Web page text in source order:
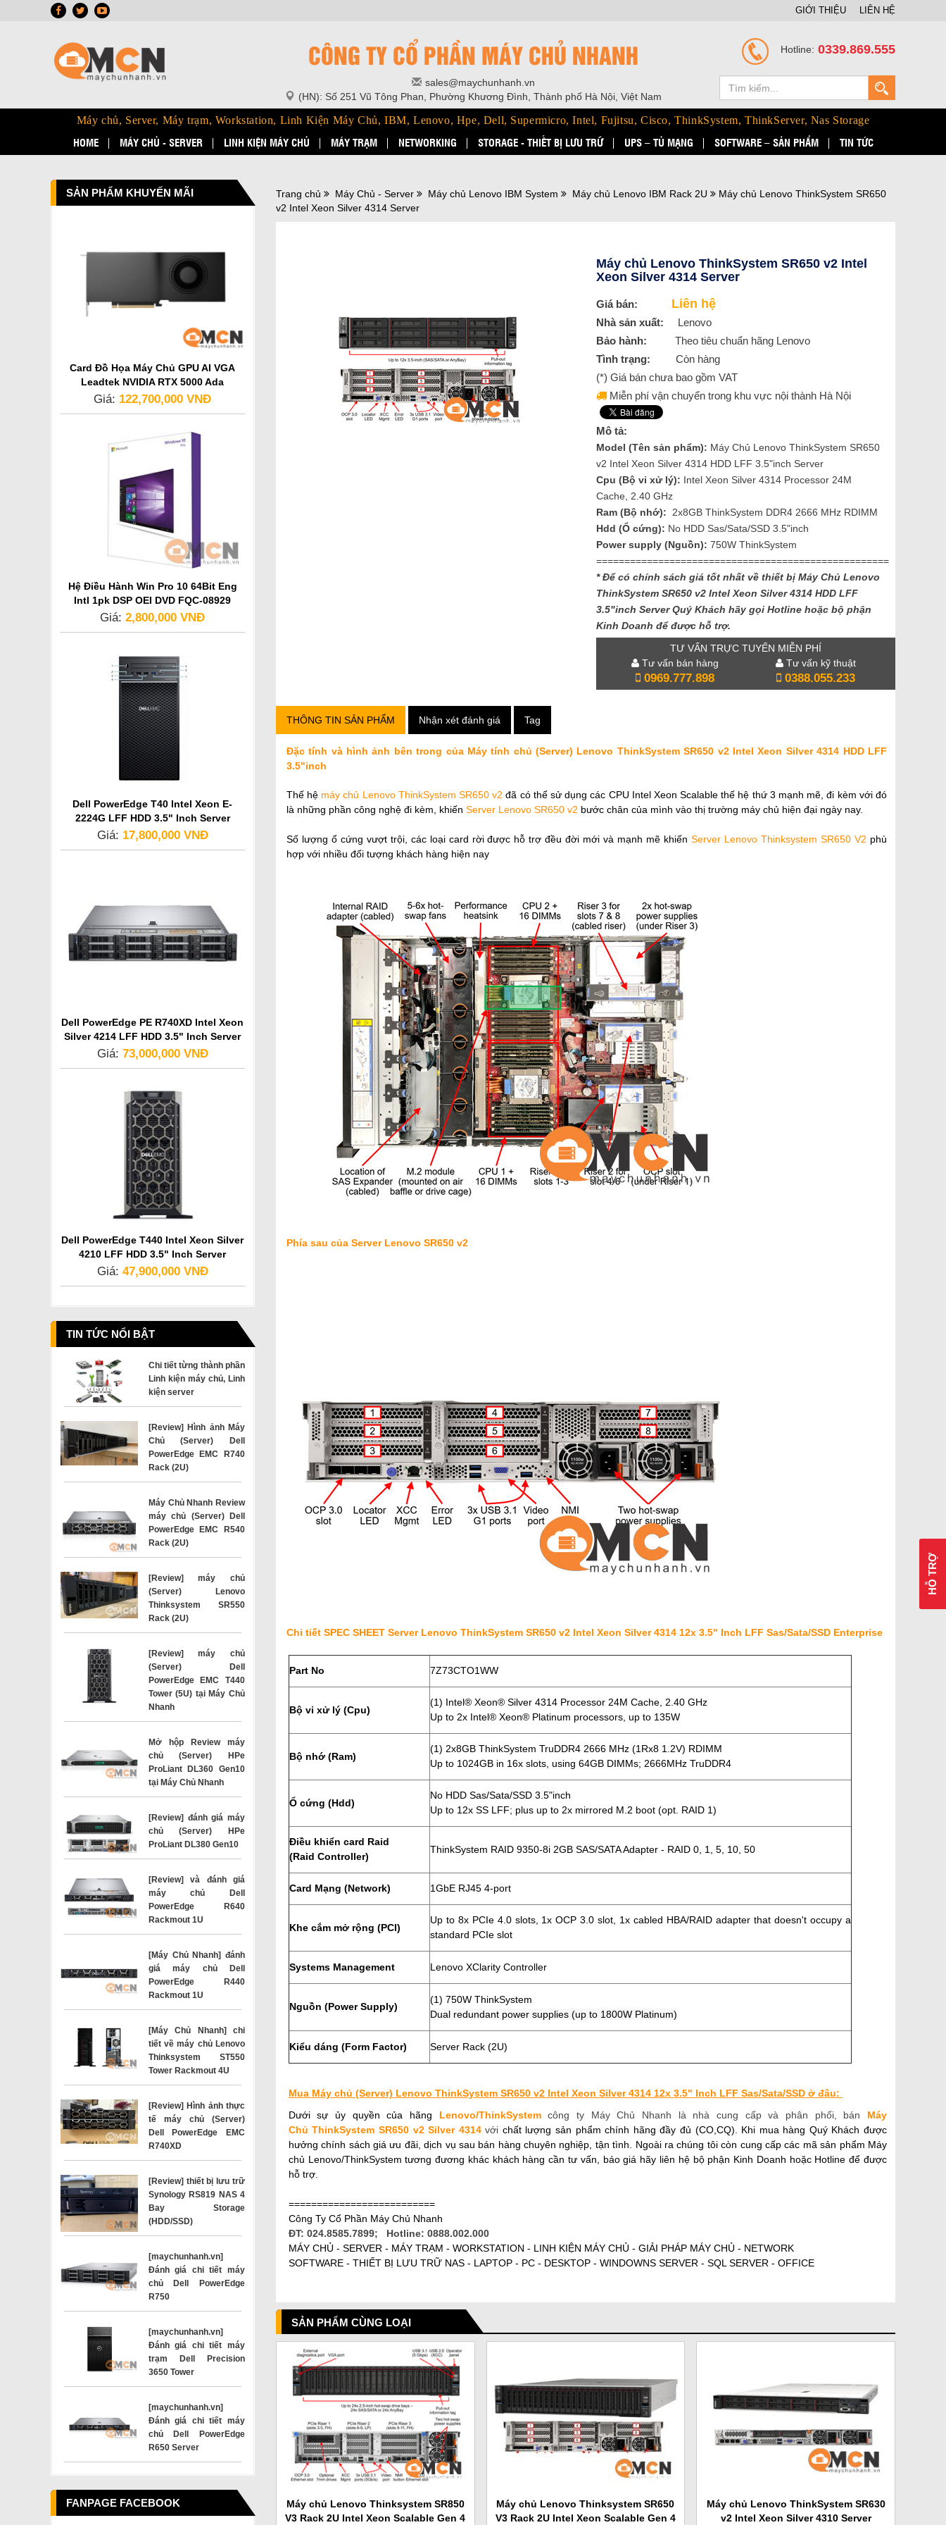
GIỚI THIỆU LIÊN HỆ
CÔNG TY CỔ PHẦN MÁY CHỦ NHANH
sales@maychunhanh.vn
(HN): Số 251 Vũ Tông Phan, Phường Khương Đình, Thành phố Hà Nội, Việt Nam
Hotline: 0339.869.555
Máy chủ, Server, Máy trạm, Workstation, Linh Kiện Máy Chủ, IBM, Lenovo, Hpe, Dell, Supermicro, Intel, Fujitsu, Cisco, ThinkSystem, ThinkServer, Nas Storage
HOME MÁY CHỦ - SERVER LINH KIỆN MÁY CHỦ MÁY TRẠM NETWORKING STORAGE - THIẾT BỊ LƯU TRỮ UPS – TỦ MẠNG SOFTWARE – SẢN PHẨM TIN TỨC
HỖ TRỢ
SẢN PHẨM KHUYẾN MÃI
Card Đồ Họa Máy Chủ GPU AI VGA
Leadtek NVIDIA RTX 5000 Ada
Generation
Giá: 122,700,000 VNĐ
Hệ Điều Hành Win Pro 10 64Bit Eng
Intl 1pk DSP OEI DVD FQC-08929
Giá:2,800,000 VNĐ
Dell PowerEdge T40 Intel Xeon E-
2224G LFF HDD 3.5" Inch Server
Giá: 17,800,000 VNĐ
Dell PowerEdge PE R740XD Intel Xeon
Silver 4214 LFF HDD 3.5" Inch Server
Giá: 73,000,000 VNĐ
Dell PowerEdge T440 Intel Xeon Silver
4210 LFF HDD 3.5" Inch Server
Giá: 47,900,000 VNĐ
TIN TỨC NỔI BẬT
Chi tiết từng thành phần
Linh kiện máy chủ, Linh
kiện server
[Review] Hình ảnh Máy
Chủ (Server) Dell
PowerEdge EMC R740
Rack (2U)
Máy Chủ Nhanh Review
máy chủ (Server) Dell
PowerEdge EMC R540
Rack (2U)
[Review] máy chủ
(Server) Lenovo
Thinksystem SR550
Rack (2U)
[Review] máy chủ
(Server) Dell
PowerEdge EMC T440
Tower (5U) tại Máy Chủ
Nhanh
Mở hộp Review máy
chủ (Server) HPe
ProLiant DL360 Gen10
tại Máy Chủ Nhanh
[Review] đánh giá máy
chủ (Server) HPe
ProLiant DL380 Gen10
[Review] và đánh giá
máy chủ Dell
PowerEdge R640
Rackmout 1U
[Máy Chủ Nhanh] đánh
giá máy chủ Dell
PowerEdge R440
Rackmout 1U
[Máy Chủ Nhanh] chi
tiết về máy chủ Lenovo
Thinksystem ST550
Tower Rackmout 4U
[Review] Hình ảnh thực
tế máy chủ (Server)
Dell PowerEdge EMC
R740XD
[Review] thiết bị lưu trữ
Synology RS819 NAS 4
Bay Storage
(HDD/SSD)
[maychunhanh.vn]
Đánh giá chi tiết máy
chủ Dell PowerEdge
R750
[maychunhanh.vn]
Đánh giá chi tiết máy
trạm Dell Precision
3650 Tower
[maychunhanh.vn]
Đánh giá chi tiết máy
chủ Dell PowerEdge
R650 Server
FANPAGE FACEBOOK
Trang chủ Máy Chủ - Server Máy chủ Lenovo IBM System Máy chủ Lenovo IBM Rack 2U
Máy chủ Lenovo ThinkSystem SR650
v2 Intel Xeon Silver 4314 Server
Máy chủ Lenovo ThinkSystem SR650 v2 Intel
Xeon Silver 4314 Server
Giá bán: Liên hệ
Nhà sản xuất: Lenovo
Bảo hành: Theo tiêu chuẩn hãng Lenovo
Tình trạng: Còn hàng
(*) Giá bán chưa bao gồm VAT
Miễn phí vận chuyển trong khu vực nội thành Hà Nội
Mô tả:
Model (Tên sản phẩm): Máy Chủ Lenovo ThinkSystem SR650
v2 Intel Xeon Silver 4314 HDD LFF 3.5"inch Server
Cpu (Bộ vi xử lý): Intel Xeon Silver 4314 Processor 24M
Cache, 2.40 GHz
Ram (Bộ nhớ):
2x8GB ThinkSystem DDR4 2666 MHz RDIMM
Hdd (Ổ cứng): No HDD Sas/Sata/SSD 3.5"inch
Power supply (Nguồn): 750W ThinkSystem
====================================================
* Để có chính sách giá tốt nhất về thiết bị Máy Chủ Lenovo
ThinkSystem SR650 v2 Intel Xeon Silver 4314 HDD LFF
3.5"inch ServerQuý Khách hãy gọi Hotline hoặc bộ phận
Kinh Doanh để được hỗ trợ.
TƯ VẤN TRỰC TUYẾN MIỄN PHÍ
Tư vấn bán hàng
0969.777.898
Tư vấn kỹ thuật
0388.055.233
THÔNG TIN SẢN PHẨM Nhận xét đánh giá Tag
Đặc tính và hình ảnh bên trong của Máy tính chủ (Server) Lenovo ThinkSystem SR650 v2 Intel Xeon Silver 4314 HDD LFF
3.5"inch
Thế hệ máy chủ Lenovo ThinkSystem SR650 v2 đã có thể sử dụng các CPU Intel Xeon Scalable thế hệ thứ 3 mạnh mẽ, đi kèm với đó
là những phần công nghệ đi kèm, khiến Server Lenovo SR650 v2 bước chân của mình vào thị trường máy chủ hiện đại ngày nay.
Số lượng ổ cứng vượt trội, các loại card rời được hỗ trợ đều đời mới và mạnh mẽ khiếnServer Lenovo Thinksystem SR650 V2 phù
hợp với nhiều đối tượng khách hàng hiện nay
Phía sau của Server Lenovo SR650 v2
Chi tiết SPEC SHEET Server Lenovo ThinkSystem SR650 v2 Intel Xeon Silver 4314 12x 3.5" Inch LFF Sas/Sata/SSD Enterprise
Part No 7Z73CTO1WW
Bộ vi xử lý (Cpu)
(1) Intel® Xeon® Silver 4314 Processor 24M Cache, 2.40 GHz
Up to 2x Intel® Xeon® Platinum processors, up to 135W
Bộ nhớ (Ram)
(1) 2x8GB ThinkSystem TruDDR4 2666 MHz (1Rx8 1.2V) RDIMM
Up to 1024GB in 16x slots, using 64GB DIMMs; 2666MHz TruDDR4
Ổ cứng (Hdd)
No HDD Sas/Sata/SSD 3.5"inch
Up to 12x SS LFF; plus up to 2x mirrored M.2 boot (opt. RAID 1)
Điều khiển card Raid
(Raid Controller)
ThinkSystem RAID 9350-8i 2GB SAS/SATA Adapter - RAID 0, 1, 5, 10, 50
Card Mạng (Network) 1GbE RJ45 4-port
Khe cắm mở rộng (PCI)
Up to 8x PCIe 4.0 slots, 1x OCP 3.0 slot, 1x cabled HBA/RAID adapter that doesn't occupy a
standard PCIe slot
Systems Management Lenovo XClarity Controller
Nguồn (Power Supply)
(1) 750W ThinkSystem
Dual redundant power supplies (up to 1800W Platinum)
Kiểu dáng (Form Factor) Server Rack (2U)
Mua Máy chủ (Server) Lenovo ThinkSystem SR650 v2 Intel Xeon Silver 4314 12x 3.5" Inch LFF Sas/Sata/SSD ở đâu:
Dưới sự ủy quyền của hãng Lenovo/ThinkSystem công ty Máy Chủ Nhanh là nhà cung cấp và phân phối, bán Máy
Chủ ThinkSystem SR650 v2 Silver 4314 với chất lượng sản phẩm chính hãng đầy đủ (CO,CQ). Khi mua hàng Quý Khách được
hưởng chính sách giá ưu đãi, dịch vụ sau bán hàng chuyên nghiệp, tận tình. Ngoài ra chúng tôi còn cung cấp các mã sản phẩm Máy
chủ Lenovo/ThinkSystem tương đương khác khách hàng cần tư vấn, báo giá hãy liên hệ bộ phận Kinh Doanh hoặc Hotline để được
hỗ trợ.
==========================
Công Ty Cổ Phần Máy Chủ Nhanh
ĐT: 024.8585.7899; Hotline: 0888.002.000
MÁY CHỦ - SERVER - MÁY TRẠM - WORKSTATION - LINH KIỆN MÁY CHỦ - GIẢI PHÁP MÁY CHỦ - NETWORK
SOFTWARE - THIẾT BỊ LƯU TRỮ NAS - LAPTOP - PC - DESKTOP - WINDOWNS SERVER - SQL SERVER - OFFICE
SẢN PHẨM CÙNG LOẠI
Máy chủ Lenovo Thinksystem SR850
V3 Rack 2U Intel Xeon Scalable Gen 4
Máy chủ Lenovo Thinksystem SR650
V3 Rack 2U Intel Xeon Scalable Gen 4
Máy chủ Lenovo ThinkSystem SR630
v2 Intel Xeon Silver 4310 Server